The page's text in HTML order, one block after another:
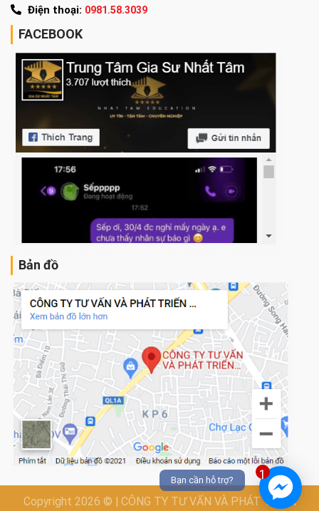
Điện thoại: 0981.58.3039
FACEBOOK
Bản đồ
Copyright 2026 © | CÔNG TY TƯ VẤN VÀ PHÁT TRIỂN
1
Bạn cần hỗ trợ?